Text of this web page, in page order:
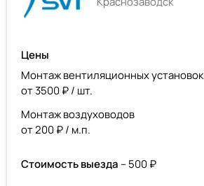
Цены
Монтаж вентиляционных установок
от 3500 ₽ / шт.
Монтаж воздуховодов
от 200 ₽ / м.п.
Стоимость выезда – 500 ₽